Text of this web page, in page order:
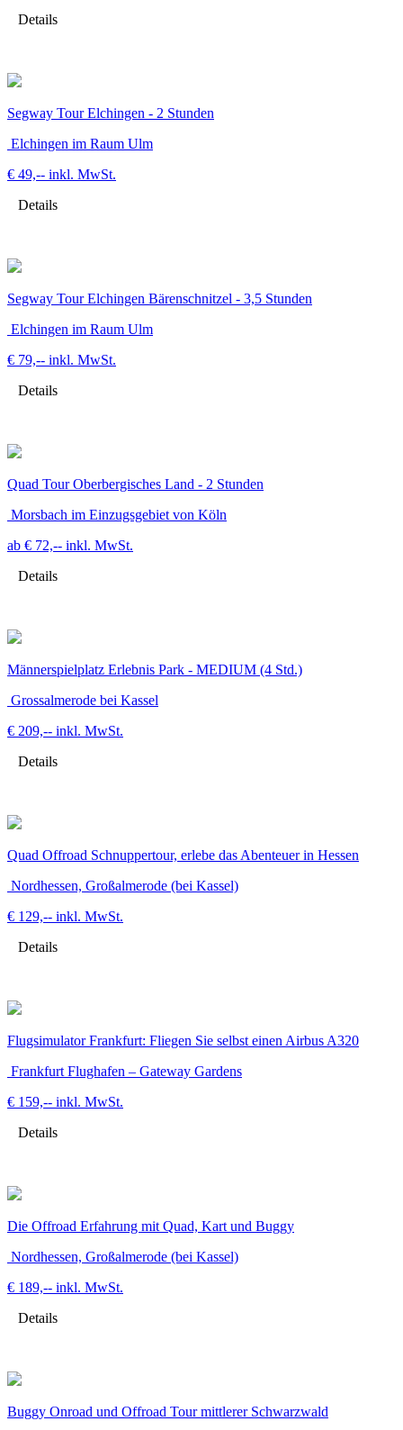
Details
Segway Tour Elchingen - 2 Stunden
Elchingen im Raum Ulm
€ 49,-- inkl. MwSt.
Details
Segway Tour Elchingen Bärenschnitzel - 3,5 Stunden
Elchingen im Raum Ulm
€ 79,-- inkl. MwSt.
Details
Quad Tour Oberbergisches Land - 2 Stunden
Morsbach im Einzugsgebiet von Köln
ab € 72,-- inkl. MwSt.
Details
Männerspielplatz Erlebnis Park - MEDIUM (4 Std.)
Grossalmerode bei Kassel
€ 209,-- inkl. MwSt.
Details
Quad Offroad Schnuppertour, erlebe das Abenteuer in Hessen
Nordhessen, Großalmerode (bei Kassel)
€ 129,-- inkl. MwSt.
Details
Flugsimulator Frankfurt: Fliegen Sie selbst einen Airbus A320
Frankfurt Flughafen – Gateway Gardens
€ 159,-- inkl. MwSt.
Details
Die Offroad Erfahrung mit Quad, Kart und Buggy
Nordhessen, Großalmerode (bei Kassel)
€ 189,-- inkl. MwSt.
Details
Buggy Onroad und Offroad Tour mittlerer Schwarzwald